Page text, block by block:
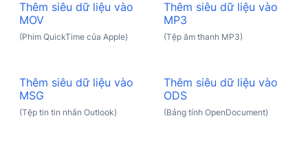
Thêm siêu dữ liệu vào
MOV
(Phim QuickTime của Apple)
Thêm siêu dữ liệu vào
MP3
(Tệp âm thanh MP3)
Thêm siêu dữ liệu vào
MSG
(Tệp tin tin nhắn Outlook)
Thêm siêu dữ liệu vào
ODS
(Bảng tính OpenDocument)